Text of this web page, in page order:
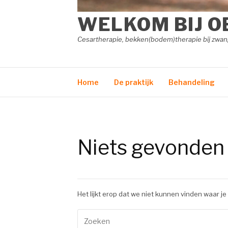
WELKOM BIJ
Cesartherapie, bekken(bodem)therapie bij
Home De praktijk Behandeling
Niets gevonden
Het lijkt erop dat we niet kunnen vinden waar
naar: